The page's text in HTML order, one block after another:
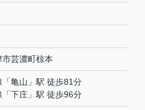
市芸濃町椋本
「亀山 」駅 徒歩81分
「下庄 」駅 徒歩96分